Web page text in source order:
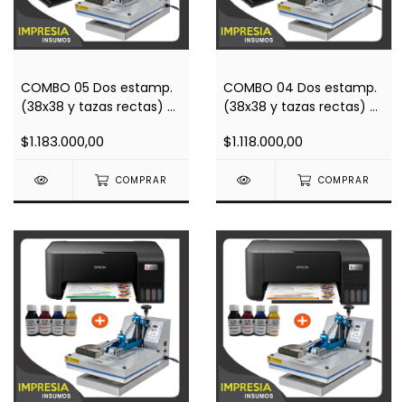
COMBO 05 Dos estamp.
(38x38 y tazas rectas) +
+ Regalos
$1.183.000,00
COMPRAR
COMBO 04 Dos estamp.
(38x38 y tazas rectas) +
Regalos
$1.118.000,00
COMPRAR